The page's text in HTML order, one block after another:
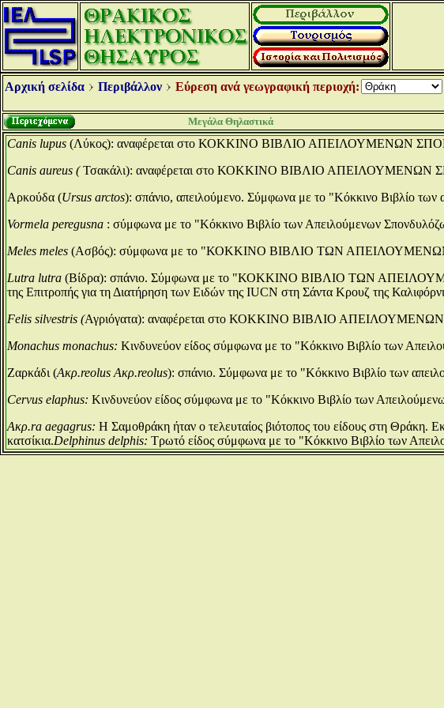
Αρχική σελίδα Περιβάλλον Εύρεση ανά γεωγραφική περιοχή:
Μεγάλα Θηλαστικά
Canis lupus (Λύκος): αναφέρεται στο ΚΟΚΚΙΝΟ ΒΙΒΛΙΟ ΑΠΕΙΛΟΥΜΕΝΩΝ
Canis aureus (Τσακάλι): αναφέρεται στο ΚΟΚΚΙΝΟ ΒΙΒΛΙΟ
Αρκούδα (Ursus arctos): σπάνιο, απειλούμενο. Σύμφωνα με το "Κόκκινο Βιβλίο των
Vormela peregusna : σύμφωνα με το "Κόκκινο Βιβλίο των Απειλούμενων
Meles meles (Aσβός): σύμφωνα με το "ΚΟΚΚΙΝΟ ΒΙΒΛΙΟ ΤΩΝ
Lutra lutra (Βίδρα): σπάνιο. Σύμφωνα με το "ΚΟΚΚΙΝΟ ΒΙΒΛΙΟ ΤΩΝ
της Επιτροπής για τη Διατήρηση των Ειδών της IUCN στη Σάντα Κρουζ της
Felis silvestris (Αγριόγατα): αναφέρεται στο ΚΟΚΚΙΝΟ ΒΙΒΛΙΟ
Monachus monachus: Κινδυνεύον είδος σύμφωνα με το "Κόκκινο Βιβλίο των
Zαρκάδι (Ακρ.reolus Ακρ.reolus): σπάνιο. Σύμφωνα με το "Κόκκινο Βιβλίο των
Cervus elaphus: Κινδυνεύον είδος σύμφωνα με το "Κόκκινο Βιβλίο των
Ακρ.ra aegagrus: Η Σαμοθράκη ήταν ο τελευταίος βιότοπος του είδους στη Θράκη.
κατσίκια.Delphinus delphis: Τρωτό είδος σύμφωνα με το "Κόκκινο Βιβλίο των